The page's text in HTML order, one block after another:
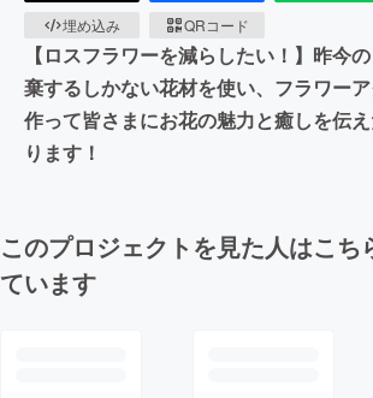
埋め込み
QRコード
【ロスフラワーを減らしたい！】昨今
棄するしかない花材を使い、フラワー
作って皆さまにお花の魅力と癒しを伝
ります！
このプロジェクトを見た人はこち
ています